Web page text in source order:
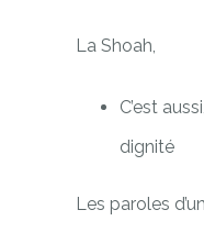
La Shoah,
C’est
dignité
Les paroles